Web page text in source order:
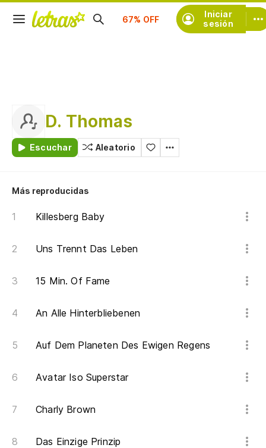
Iniciar
sesión
Suscríbete
D. Thomas
Escuchar Aleatorio
Más reproducidas
Killesberg Baby
Uns Trennt Das Leben
15 Min. Of Fame
An Alle Hinterbliebenen
Auf Dem Planeten Des Ewigen Regens
Avatar Iso Superstar
Charly Brown
Das Einzige Prinzip